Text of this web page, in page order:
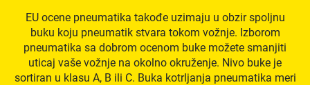
EU ocene pneumatika takođe uzimaju u obzir spoljnu
buku koju pneumatik stvara tokom vožnje. Izborom
pneumatika sa dobrom ocenom buke možete smanjiti
uticaj vaše vožnje na okolno okruženje. Nivo buke je
sortiran u klasu A, B ili C. Buka kotrljanja pneumatika meri